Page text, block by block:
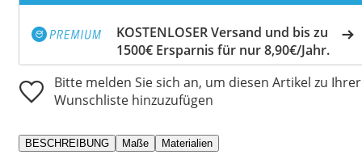
KOSTENLOSER Versand und bis zu
1500€ Ersparnis für nur 8,90€/Jahr.
Bitte melden Sie sich an, um diesen Artikel zu Ihrer
Wunschliste hinzuzufügen
BESCHREIBUNG Maße Materialien